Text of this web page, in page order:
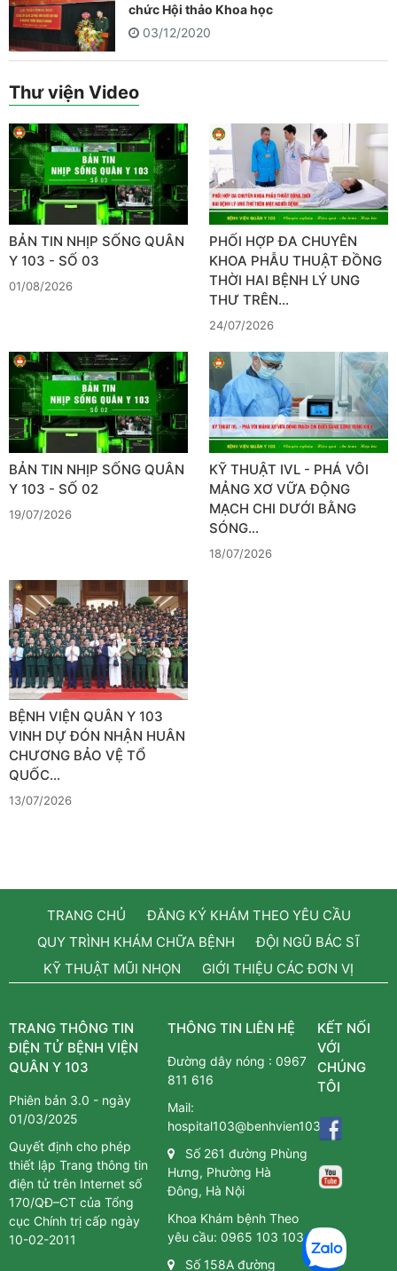
chức Hội thảo Khoa học
03/12/2020
Thư viện Video
BẢN TIN NHỊP SỐNG QUÂN
Y 103 - SỐ 03
01/08/2026
PHỐI HỢP ĐA CHUYÊN
KHOA PHẪU THUẬT ĐỒNG
THỜI HAI BỆNH LÝ UNG
THƯ TRÊN…
24/07/2026
BẢN TIN NHỊP SỐNG QUÂN
Y 103 - SỐ 02
19/07/2026
KỸ THUẬT IVL - PHÁ VÔI
MẢNG XƠ VỮA ĐỘNG
MẠCH CHI DƯỚI BẰNG
SÓNG…
18/07/2026
BỆNH VIỆN QUÂN Y 103
VINH DỰ ĐÓN NHẬN HUÂN
CHƯƠNG BẢO VỆ TỔ
QUỐC…
13/07/2026
TRANG CHỦ
ĐĂNG KÝ KHÁM THEO YÊU CẦU
QUY TRÌNH KHÁM CHỮA BỆNH
ĐỘI NGŨ BÁC SĨ
KỸ THUẬT MŨI NHỌN
GIỚI THIỆU CÁC ĐƠN VỊ
TRANG THÔNG TIN
ĐIỆN TỬ BỆNH VIỆN
QUÂN Y 103
Phiên bản 3.0 - ngày
01/03/2025
Quyết định cho phép
thiết lập Trang thông tin
điện tử trên Internet số
170/QĐ–CT của Tổng
cục Chính trị cấp ngày
10-02-2011
THÔNG TIN LIÊN HỆ
Đường dây nóng :0967
811 616
Mail:
hospital103@benhvien103.vn
Số 261 đường Phùng
Hưng, Phường Hà
Đông, Hà Nội
Khoa Khám bệnh Theo
yêu cầu:0965 103 103
Số 158A đường
KẾT NỐI
VỚI
CHÚNG
TÔI